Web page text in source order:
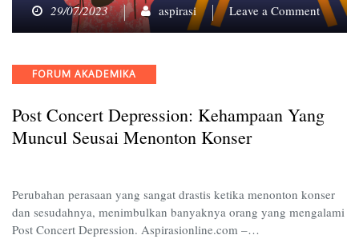
29/07/2023 aspirasi Leave a Commenton
Post
Muncul
Categories
FORUM AKADEMIKA
Post Concert Depression: Kehampaan Yang
Muncul Seusai Menonton Konser
Perubahan perasaan yang sangat drastis ketika menonton konser
dan sesudahnya, menimbulkan banyaknya orang yang mengalami
Post Concert Depression. Aspirasionline.com –…